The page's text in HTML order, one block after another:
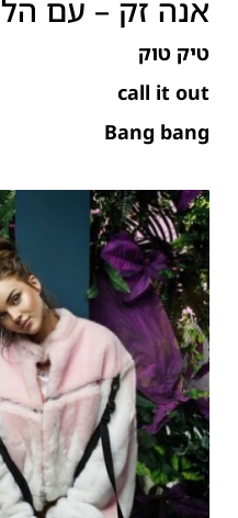
אנה זק – עם
טיק טוק
call it out
Bang bang